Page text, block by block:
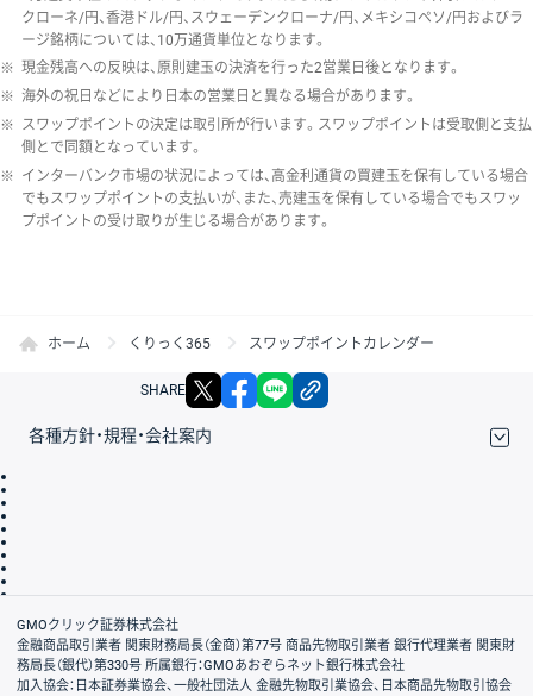
クローネ/円、香港ドル/円、スウェーデンクローナ/円、メキシコペソ/円およびラ
ージ銘柄については、10万通貨単位となります。
※ 現金残高への反映は、原則建玉の決済を行った2営業日後となります。
※ 海外の祝日などにより日本の営業日と異なる場合があります。
※ スワップポイントの決定は取引所が行います。スワップポイントは受取側と支払
側とで同額となっています。
※ インターバンク市場の状況によっては、高金利通貨の買建玉を保有している場合
でもスワップポイントの支払いが、また、売建玉を保有している場合でもスワッ
プポイントの受け取りが生じる場合があります。
ホーム くりっく365 スワップポイントカレンダー
SHARE X facebook
各種方針・規程・会社案内
会社案内
GMOクリック証券株式会社
金融商品取引業者 関東財務局長（金商）第77号 商品先物取引業者 銀行代理業者 関東財
務局長（銀代）第330号 所属銀行：GMOあおぞらネット銀行株式会社
加入協会：日本証券業協会、一般社団法人 金融先物取引業協会、日本商品先物取引協会